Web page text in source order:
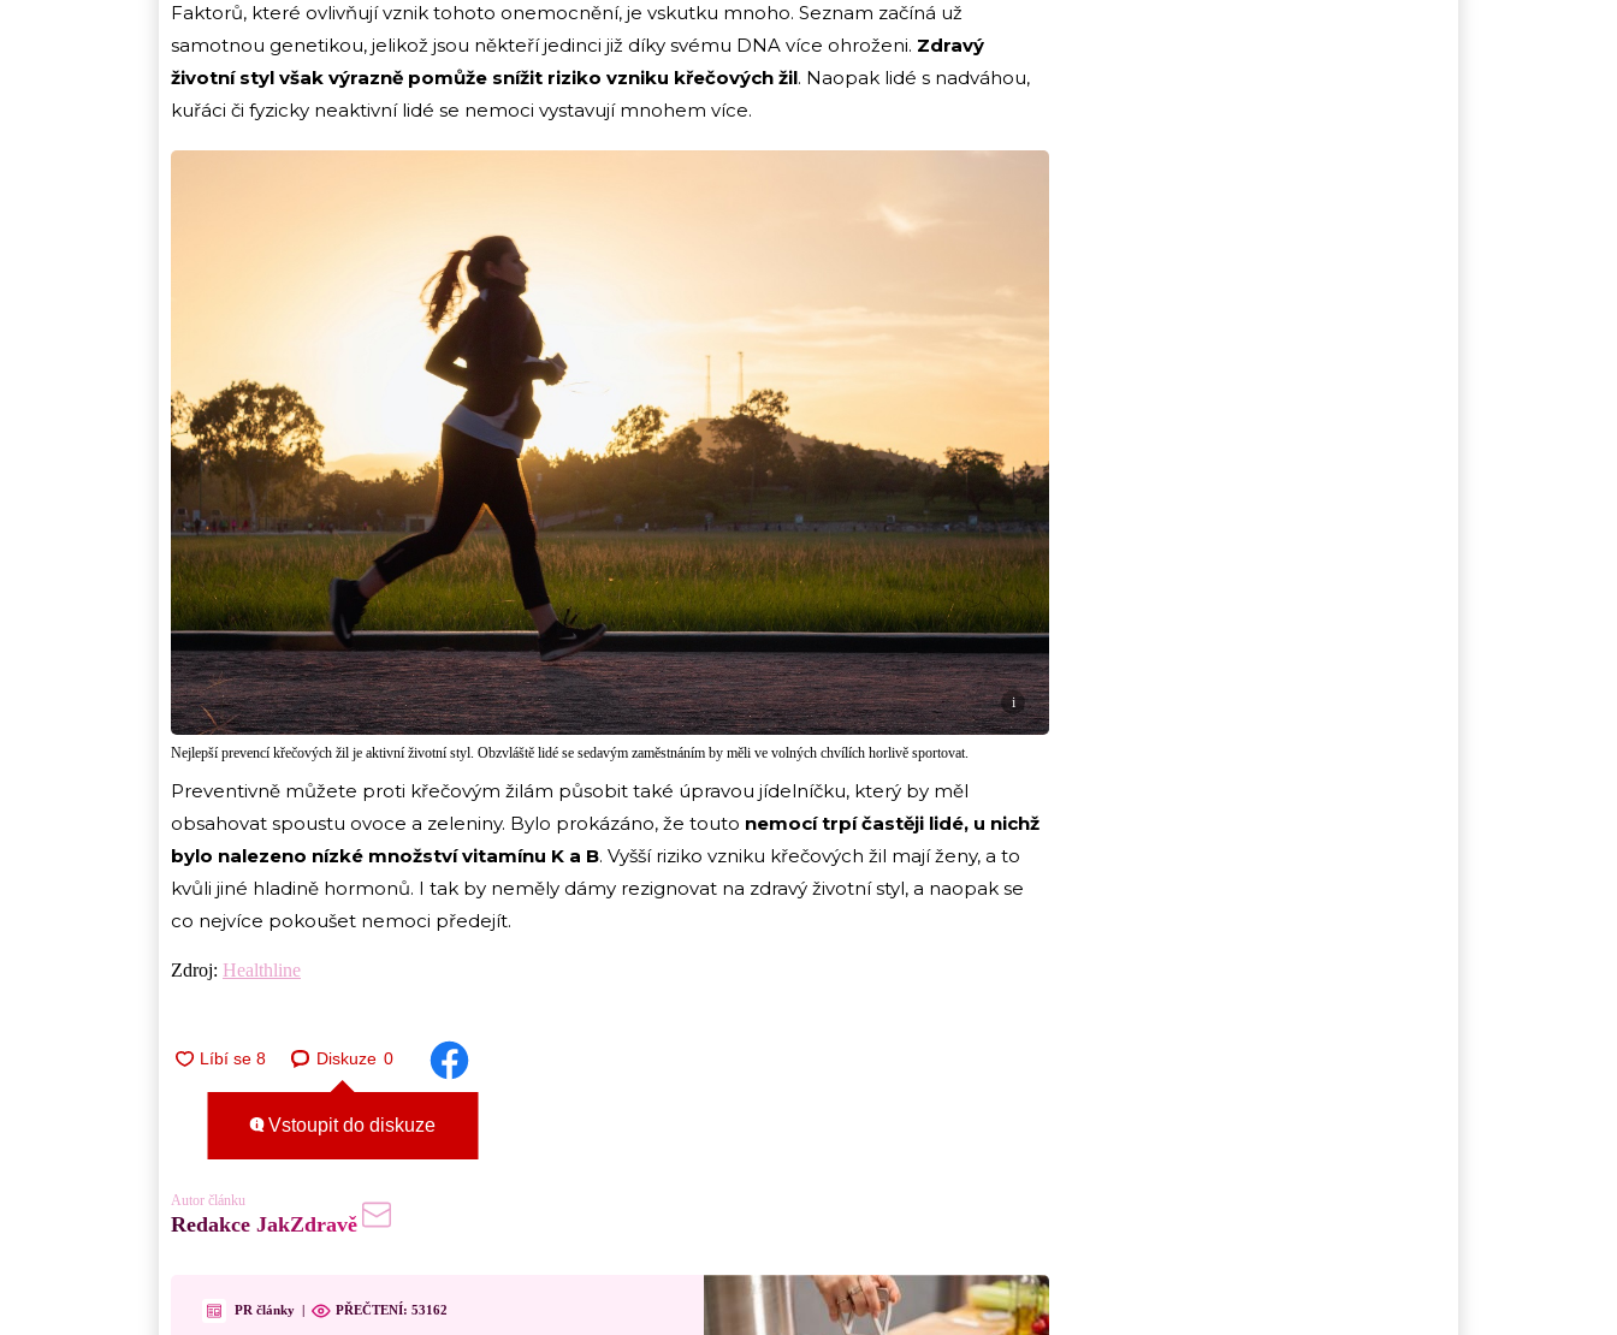
Faktorů, které ovlivňují vznik tohoto onemocnění, je vskutku mnoho. Seznam začíná už
samotnou genetikou, jelikož jsou někteří jedinci již díky svému DNA více ohroženi. Zdravý
životní styl však výrazně pomůže snížit riziko vzniku křečových žil. Naopak lidé s nadváhou,
kuřáci či fyzicky neaktivní lidé se nemoci vystavují mnohem více.
i
Nejlepší prevencí křečových žil je aktivní životní styl. Obzvláště lidé se sedavým zaměstnáním by měli ve volných chvílích horlivě sportovat.
Preventivně můžete proti křečovým žilám působit také úpravou jídelníčku, který by měl
obsahovat spoustu ovoce a zeleniny. Bylo prokázáno, že touto nemocí trpí častěji lidé, u nichž
bylo nalezeno nízké množství vitamínu K a B. Vyšší riziko vzniku křečových žil mají ženy, a to
kvůli jiné hladině hormonů. I tak by neměly dámy rezignovat na zdravý životní styl, a naopak se
co nejvíce pokoušet nemoci předejít.
Zdroj: Healthline
Diskuze 0
Vstoupit do diskuze
Autor článku
Redakce JakZdravě
PR články PŘEČTENÍ: 53162